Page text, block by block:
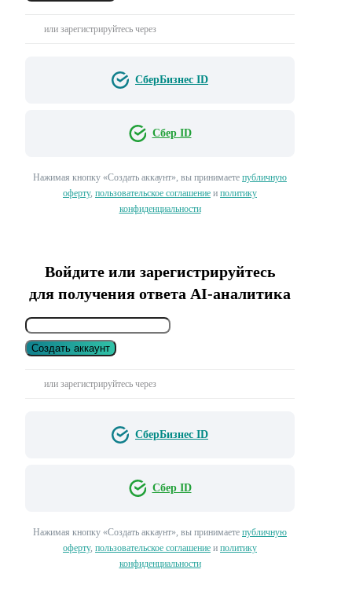
или зарегистрируйтесь через
СберБизнес ID
Сбер ID
Нажимая кнопку «Создать аккаунт», вы принимаете публичную
оферту, пользовательское соглашение и политику
конфиденциальности
Войдите или зарегистрируйтесь
для получения ответа AI-аналитика
Создать аккаунт
или зарегистрируйтесь через
СберБизнес ID
Сбер ID
Нажимая кнопку «Создать аккаунт», вы принимаете публичную
оферту, пользовательское соглашение и политику
конфиденциальности